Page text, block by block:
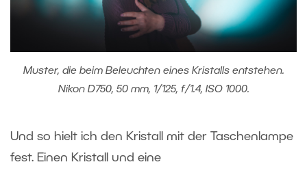
Muster, die beim Beleuchten eines Kristalls entstehen.
Nikon D750, 50 mm, 1/125, f/1.4, ISO 1000.
Und so hielt ich den Kristall mit der Taschenlampe
fest. Einen Kristall und eine